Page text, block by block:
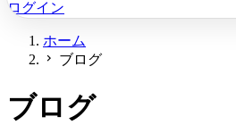
ログイン
ホーム
chevron_right ブログ
ブログ